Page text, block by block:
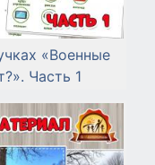
«Военные
Часть 1